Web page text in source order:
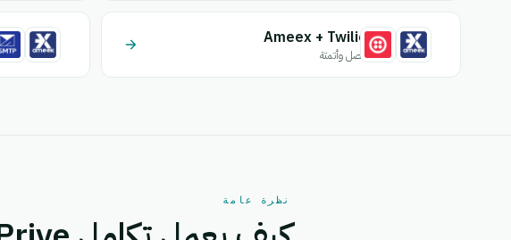
Ameex + Twilio
اتصل وأتمتة
نظرة عامة